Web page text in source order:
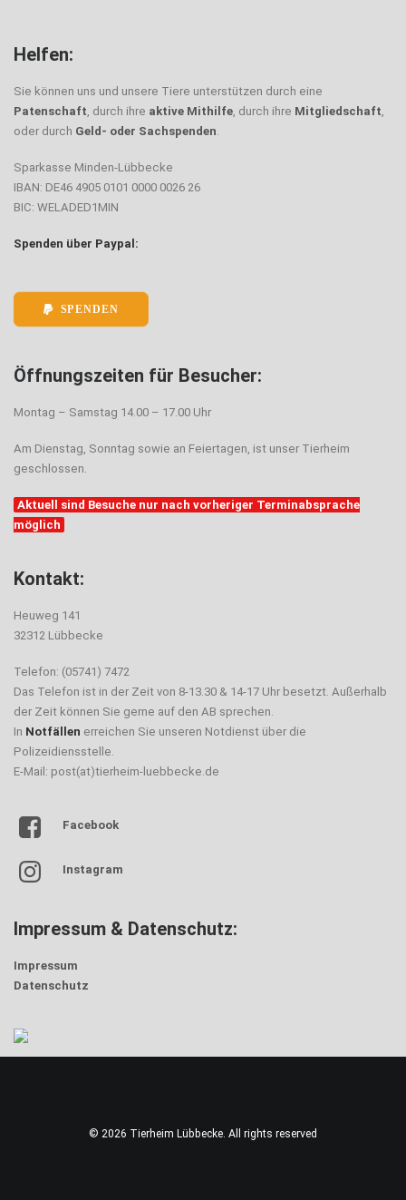
Helfen:
Sie können uns und unsere Tiere unterstützen durch eine
Patenschaft, durch ihre aktive Mithilfe, durch ihre Mitgliedschaft,
oder durch Geld- oder Sachspenden.
Sparkasse Minden-Lübbecke
IBAN: DE46 4905 0101 0000 0026 26
BIC: WELADED1MIN
Spenden über Paypal:
SPENDEN
Öffnungszeiten für Besucher:
Montag – Samstag 14.00 – 17.00 Uhr
Am Dienstag, Sonntag sowie an Feiertagen, ist unser Tierheim
geschlossen.
Aktuell sind Besuche nur nach vorheriger Terminabsprache
möglich
Kontakt:
Heuweg 141
32312 Lübbecke
Telefon: (05741) 7472
Das Telefon ist in der Zeit von 8-13.30 & 14-17 Uhr besetzt. Außerhalb
der Zeit können Sie gerne auf den AB sprechen.
In Notfällen erreichen Sie unseren Notdienst über die
Polizeidiensstelle.
E-Mail: post(at)tierheim-luebbecke.de
Facebook
Instagram
Impressum & Datenschutz:
Impressum
Datenschutz
© 2026 Tierheim Lübbecke. All rights reserved